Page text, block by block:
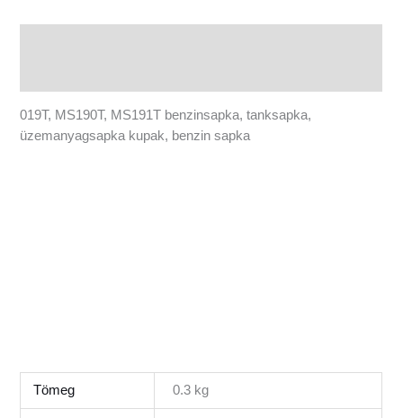
019T, MS190T, MS191T benzinsapka, tanksapka,
üzemanyagsapka kupak, benzin sapka
Tömeg 0.3 kg